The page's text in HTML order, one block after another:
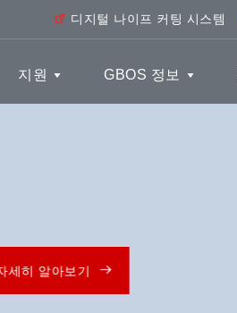
디지털 나이프 커팅 시스템
지원 GBOS 정보
기